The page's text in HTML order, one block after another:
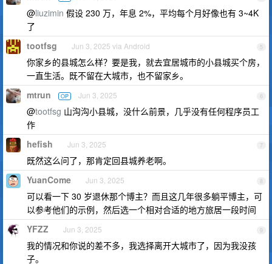
@liuzimin 假设 230 万，年息 2%，平均每个月好像也有 3~4K
了
5
tootfsg Jun 3, 2025 via Android
你家乡的县城怎么样？要是我，就去宜居城市的小县城买个房，
一直生活。既不留在大城市，也不留家乡。
6
mtrun OP Jun 3, 2025
@tootfsg 山沟沟小县城，没什么前景，几乎没有任何程序员工
作
7
hefish Jun 3, 2025
既然这么问了，那肯定回县城养老啊。
8
YuanCome Jun 3, 2025
可以看一下 30 岁退休那个博主？而且这几年很多躺平博主，可
以参考他们的示例，然后选一个相对合适的地方旅居一段时间
9
YFZZ Jun 3, 2025
我的情况和你说的差不多，我选择离开大城市了，因为我没孩
子。